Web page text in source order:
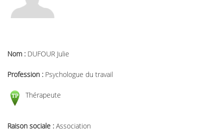
Nom : DUFOUR Julie
Profession : Psychologue du travail
Thérapeute
Raison sociale : Association